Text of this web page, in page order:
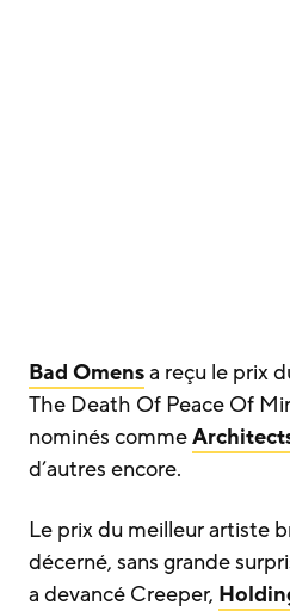
Bad Omensa reçu le prix
The Death Of Peace Of
nominés comme
d’autres encore.
Le prix du meilleur artiste
décerné, sans grande
a devancé Creeper,